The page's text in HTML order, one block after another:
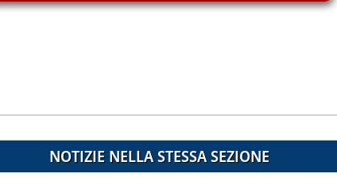
NOTIZIE NELLA STESSA SEZIONE